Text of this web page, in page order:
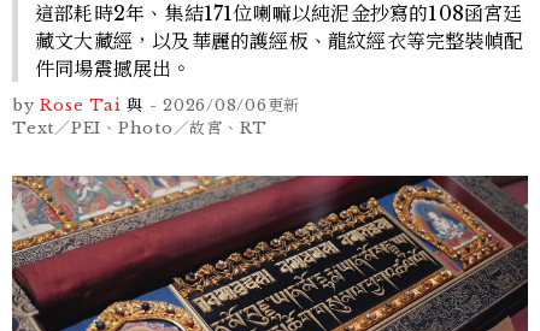
這部耗時2年、集結171位喇嘛以純泥金抄寫的108函宮廷
藏文大藏經，以及華麗的護經板、龍紋經衣等完整裝幀配
件同場震撼展出。
by Rose Tai 與 - 2026/08/06更新
Text／PEI、Photo／故宮、RT